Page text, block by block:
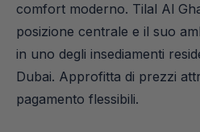
comfort moderno. Tilal Al
posizione centrale e il suo
in uno degli insediamenti
Dubai. Approfitta di prezzi
pagamento flessibili.